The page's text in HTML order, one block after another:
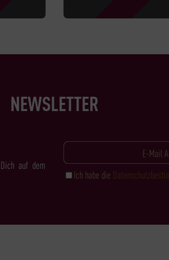
NEWSLETTER
auf dem
Ich habe die